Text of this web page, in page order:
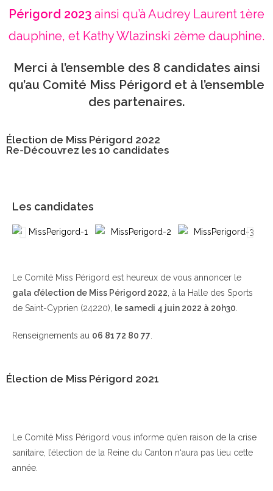
Périgord 2023 ainsi qu’à Audrey Laurent 1ère
dauphine, et Kathy Wlazinski 2ème dauphine.
Merci à l’ensemble des 8 candidates ainsi
qu’au Comité Miss Périgord et à l’ensemble
des partenaires.
Élection de Miss Périgord 2022
Re-Découvrez les 10 candidates
Les candidates
Le Comité Miss Périgord est heureux de vous annoncer le
gala d’élection de Miss Périgord 2022 , à la Halle des Sports
de Saint-Cyprien (24220),
le samedi 4 juin 2022 à 20h30
Renseignements au 06 81 72 80 77
Élection de Miss Périgord 2021
Le Comité Miss Périgord vous informe qu’en raison de la crise
sanitaire, l’élection de la Reine du Canton n‘aura pas lieu cette
année.